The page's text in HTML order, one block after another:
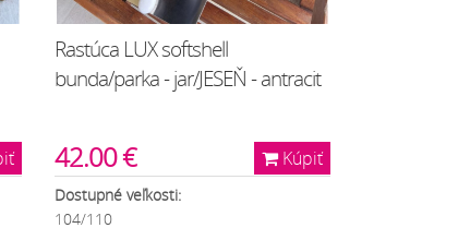
Rastúca LUX softshell
bunda/parka - jar/JESEŇ - antracit
Kúpiť
42.00 €
Dostupné veľkosti:
104/110